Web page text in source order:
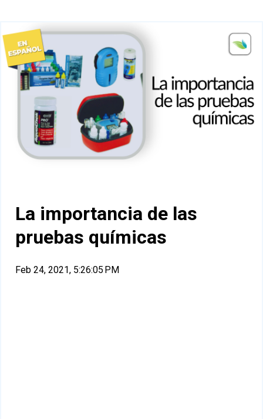
La importancia de las
pruebas químicas
Feb 24, 2021, 5:26:05 PM